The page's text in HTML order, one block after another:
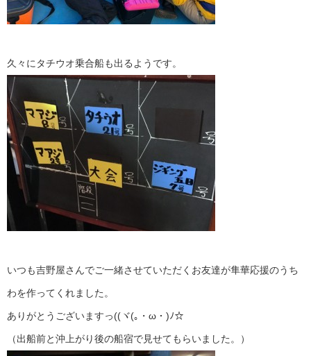
久々にタチウオ乗合船も出るようです。
いつも吉野屋さんでご一緒させていただくお友達が隼華応援のうち
わを作ってくれました。
ありがとうございますっ((ヾ(｡・ω・)ﾉ☆
（出船前と沖上がり後の船宿で見せてもらいました。）